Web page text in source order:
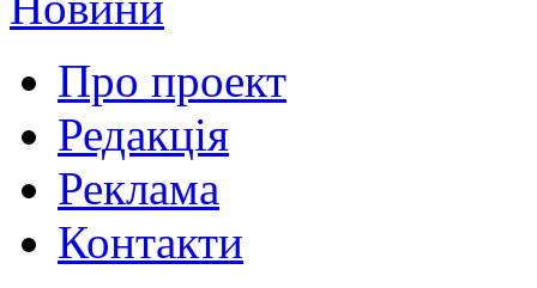
Про проект
Редакція
Реклама
Контакти